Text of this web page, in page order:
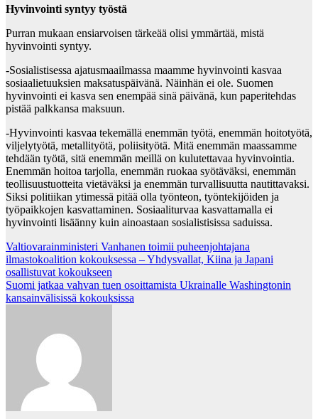
Hyvinvointi syntyy työstä
Purran mukaan ensiarvoisen tärkeää olisi ymmärtää, mistä
hyvinvointi syntyy.
-Sosialistisessa ajatusmaailmassa maamme hyvinvointi kasvaa
sosiaalietuuksien maksatuspäivänä. Näinhän ei ole. Suomen
hyvinvointi ei kasva sen enempää sinä päivänä, kun paperitehdas
pistää palkkansa maksuun.
-Hyvinvointi kasvaa tekemällä enemmän työtä, enemmän hoitotyötä,
viljelytyötä, metallityötä, poliisityötä. Mitä enemmän maassamme
tehdään työtä, sitä enemmän meillä on kulutettavaa hyvinvointia.
Enemmän hoitoa tarjolla, enemmän ruokaa syötäväksi, enemmän
teollisuustuotteita vietäväksi ja enemmän turvallisuutta nautittavaksi.
Siksi politiikan ytimessä pitää olla työnteon, työntekijöiden ja
työpaikkojen kasvattaminen. Sosiaaliturvaa kasvattamalla ei
hyvinvointi lisäänny kuin ainoastaan sosialistisissa saduissa.
Post
navigation
Valtiovarainministeri Vanhanen toimii puheenjohtajana
ilmastokoalition kokouksessa – Yhdysvallat, Kiina ja Japani
osallistuvat kokoukseen
Suomi jatkaa vahvan tuen osoittamista Ukrainalle Washingtonin
kansainvälisissä kokouksissa